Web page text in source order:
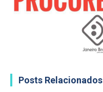
Posts Relacionados